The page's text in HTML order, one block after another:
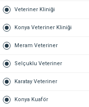
Veteriner Kliniği
Konya Veteriner Kliniği
Meram Veteriner
Selçuklu Veteriner
Karatay Veteriner
Konya Kuaför